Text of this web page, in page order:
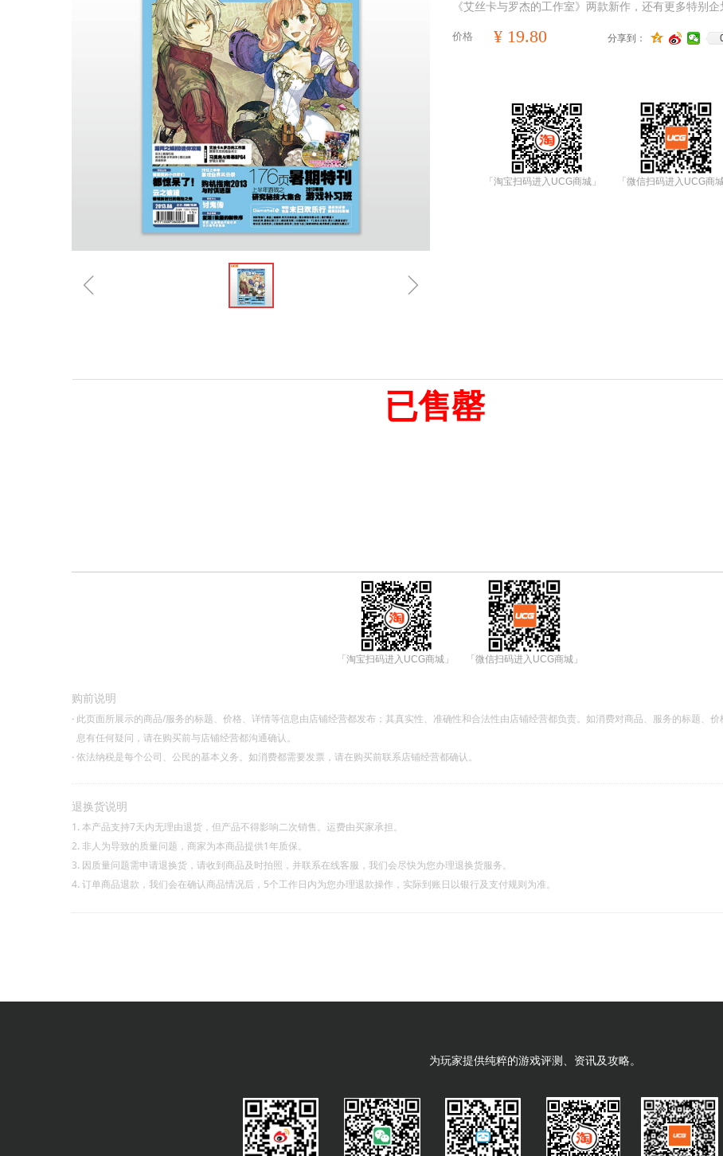
ꁆ ꁇ
已售罄
价格 ¥ 19.80 分享到：
「微信扫码进入UCG商城
「淘宝扫码进入UCG商城」
《艾丝卡与罗杰的工作室》两款新作，还有更多特别企
购前说明
· 此页面所展示的商品/服务的标题、价格、详情等信息由店铺经营都发布；其真实性、准确性和合法性由店铺经营都负责。如消费对商品、服务的标题、价
息有任何疑问，请在购买前与店铺经营都沟通确认。
·依法纳税是每个公司、公民的基本义务。如消费都需要发票，请在购买前联系店铺经营都确认。
退换货说明
1. 本产品支持7天内无理由退货，但产品不得影响二次销售。运费由买家承担。
2. 非人为导致的质量问题，商家为本商品提供1年质保。
3. 因质量问题需申请退换货，请收到商品及时拍照，并联系在线客服，我们会尽快为您办理退换货服务。
4. 订单商品退款，我们会在确认商品情况后，5个工作日内为您办理退款操作，实际到账日以银行及支付规则为准。
「微信扫码进入UCG商城」
「淘宝扫码进入UCG商城」
为玩家提供纯粹的游戏评测、资讯及攻略。